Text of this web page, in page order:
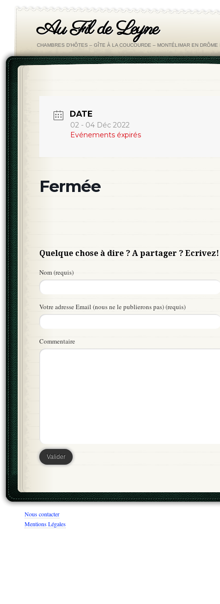
Au Fil de Leyne
CHAMBRES D'HÔTES – GÎTE À LA COUCOURDE – MONTÉLIMAR EN DRÔME
DATE
02 - 04 Déc 2022
Evénements éxpirés
Fermée
Quelque chose à dire ? A partager ? Ecrivez!
Nom (requis)
Votre adresse Email (nous ne le publierons pas) (requis)
Commentaire
Nous contacter
Mentions Légales